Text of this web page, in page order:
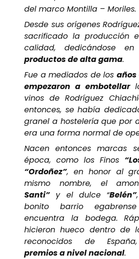
del marco Montilla – Moriles.
Desde sus orígenes
sacrificado la producción
calidad, dedicándose
productos de alta gama.
Fue a mediados de los años
empezaron a embotellar
vinos de Rodríguez
entonces, se había
granel a hostelería que por
era una forma normal de
Nacen entonces marcas
época, como los Finos
“Ordoñez”, en honor al
mismo nombre, el
Santi”y el dulce “Belén”
bonito barrio
encuentra la bodega.
hicieron hueco dentro de
reconocidos de España,
premios a nivel nacional.